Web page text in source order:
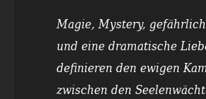
Magie, Mystery,
und eine dramatische
definieren den ewigen
zwischen den